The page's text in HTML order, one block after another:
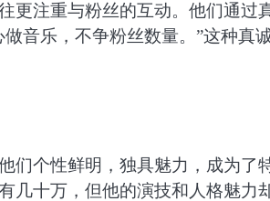
更注重与粉丝的互动。他们通过
音乐，不争粉丝数量。”这种真
们个性鲜明，独具魅力，成为了
几十万，但他的演技和人格魅力